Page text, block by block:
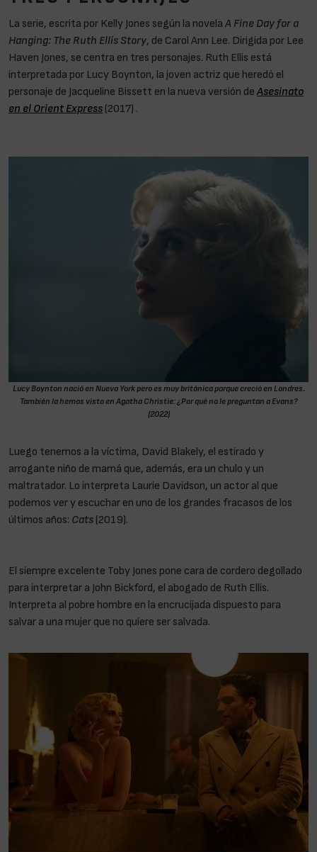
La serie, escrita por Kelly Jones según la novela A Fine Day for a
Hanging: The Ruth Ellis Story, de Carol Ann Lee. Dirigida por Lee
Haven Jones, se centra en tres personajes. Ruth Ellis está
interpretada por Lucy Boynton, la joven actriz que heredó el
personaje de Jacqueline Bissett en la nueva versión de Asesinato
en el Orient Express (2017) .
Lucy Boynton nació en Nueva York pero es muy británica porque creció en Londres.
También la hemos visto en Agatha Christie: ¿Por qué no le preguntan a Evans?
(2022)
Luego tenemos a la víctima, David Blakely, el estirado y
arrogante niño de mamá que, además, era un chulo y un
maltratador. Lo interpreta Laurie Davidson, un actor al que
podemos ver y escuchar en uno de los grandes fracasos de los
últimos años: Cats (2019).
El siempre excelente Toby Jones pone cara de cordero degollado
para interpretar a John Bickford, el abogado de Ruth Ellis.
Interpreta al pobre hombre en la encrucijada dispuesto para
salvar a una mujer que no quiere ser salvada.